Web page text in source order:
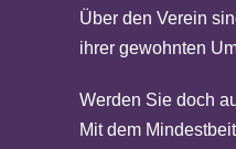
Über den Verein
ihrer gewohnten
Werden Sie doch
Mit dem